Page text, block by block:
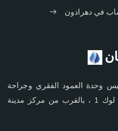
في دهرادون
وحدة العمود الفقري وجراحة
الأعصاب B بلوك ، سوشانت لوك 1 ، بالقرب من مركز مدينة